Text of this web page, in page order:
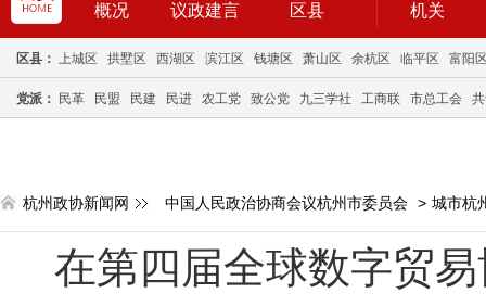
概况
议政建言 区县
机关
区县： 上城区 拱墅区 西湖区 滨江区 钱塘区 萧山区 余杭区 临平区 富阳
党派： 民革 民盟 民建 民进 农工党 致公党 九三学社 工商联 市总工会
杭州政协新闻网 中国人民政治协商会议杭州市委员会 > 城市杭
在第四届全球数字贸